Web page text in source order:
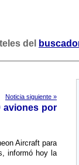
del
Noticia siguiente »
aviones por
Aircraft para
informó hoy la